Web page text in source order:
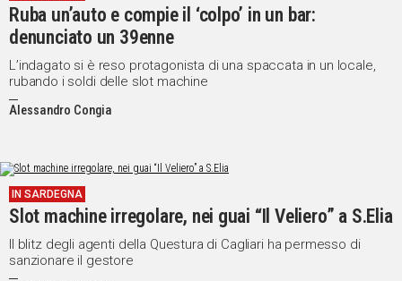
Ruba un’auto e compie il ‘colpo’ in un bar:
denunciato un 39enne
L’indagato si è reso protagonista di una spaccata in un locale,
rubando i soldi delle slot machine
Alessandro Congia
IN SARDEGNA
Slot machine irregolare, nei guai “Il Veliero” a S.Elia
Il blitz degli agenti della Questura di Cagliari ha permesso di
sanzionare il gestore